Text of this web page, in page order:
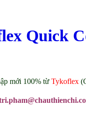
Quick
mới 100% từ Tykoflex